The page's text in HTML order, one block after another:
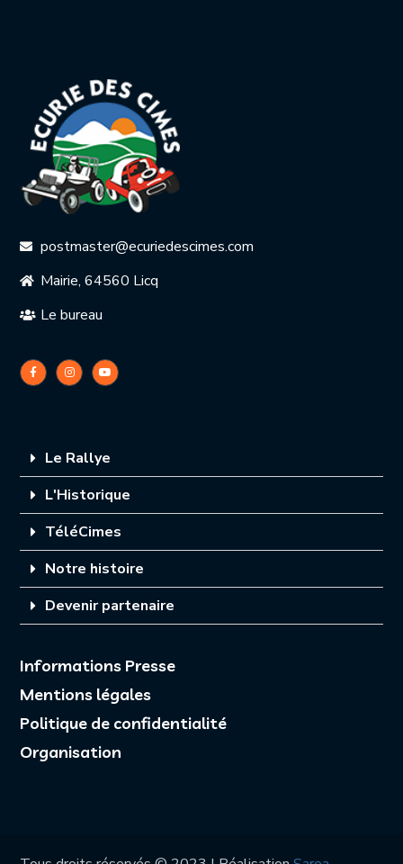
postmaster@ecuriedescimes.com
Mairie, 64560 Licq
Le bureau
Le Rallye
L'Historique
TéléCimes
Notre histoire
Devenir partenaire
Informations Presse
Mentions légales
Politique de confidentialité
Organisation